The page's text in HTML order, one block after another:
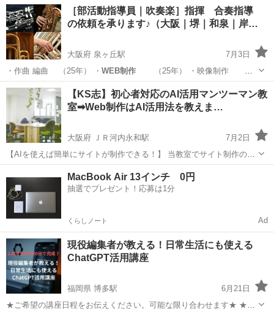
情報設計・検証など）を実務レベルまで網羅。「人間中心設計・行動
経済学・人間工学・感...
東京 渋谷区 Webデザイナー
［部活動指導員｜吹奏楽］指揮 合奏指導
の依頼を承ります♪（大阪｜堺｜和泉｜岸…
大阪府 泉ヶ丘駅
7月3日
・作曲 編曲 （25年） ・ WEB制作（25年） ・映像制作
（…
大阪 堺市 泉ヶ丘駅 サックス 吹奏楽
【KS志】初心者対応のAI活用マンツーマン教
室➡Web制作はAI活用法を教えま…
大阪府 ＪＲ河内永和駅
7月2日
【AIを使えば簡単にサイトが制作できる！】 当教室でサイト制作の基
礎を マンツーマンで学び始めませんか？ AI活用で画像もブログも数分
で制作できます。 SEO対策NO1の実績の教室です。 【Google...
東大阪市 ＪＲ河内永和駅 パソコン
MacBook Air 13インチ 0円
抽選でプレゼント！応募は1分
くらしノート Ad
現役編集者が教える！日常生活にも使える
ChatGPT活用講座
福岡県 博多駅
6月21日
★ご希望の講座日程をお伝えください。可能な限り合わせます★ ★オ